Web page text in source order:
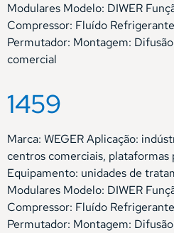
Modulares Modelo: DIWER
Compressor: Fluído
Permutador: Montagem:
comercial
1459
Marca: WEGER Aplicação:
centros comerciais,
Equipamento: unidades de
Modulares Modelo: DIWER
Compressor: Fluído
Permutador: Montagem: